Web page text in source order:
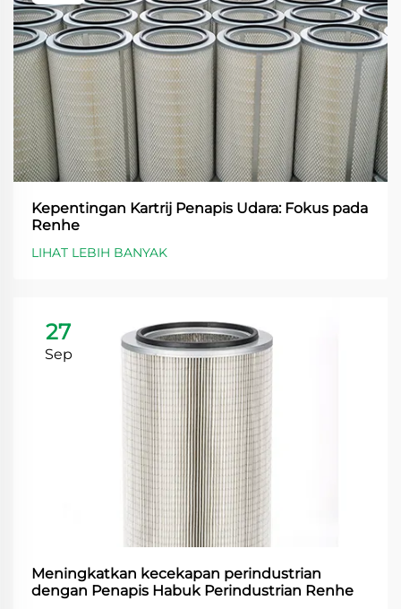
Kepentingan Kartrij Penapis Udara: Fokus pada
Renhe
LIHAT LEBIH BANYAK
27
Sep
Meningkatkan kecekapan perindustrian
dengan Penapis Habuk Perindustrian Renhe